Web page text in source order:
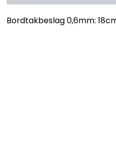
Bordtakbeslag 0,6mm: